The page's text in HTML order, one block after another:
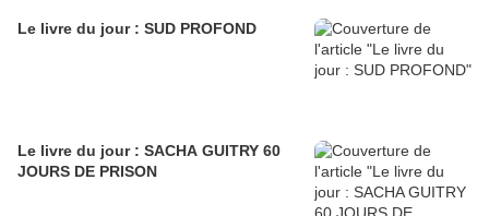
Le livre du jour : SUD PROFOND
Le livre du jour : SACHA GUITRY 60
JOURS DE PRISON